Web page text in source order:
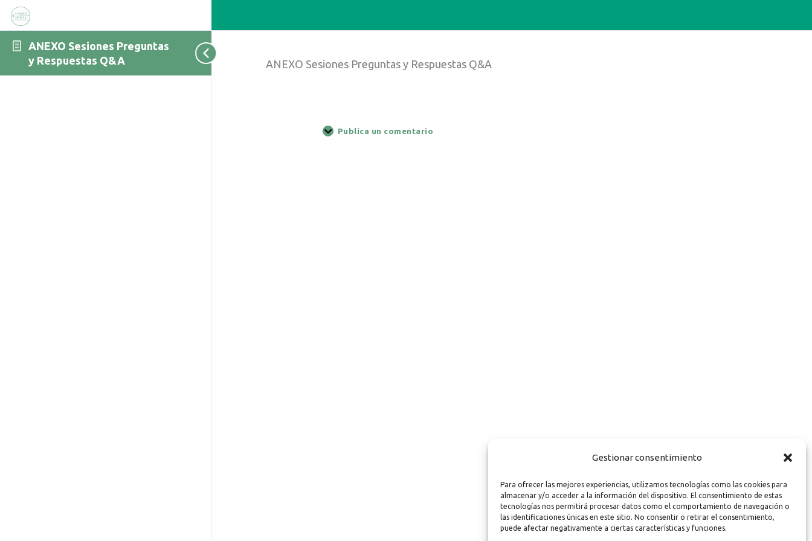
Gestionar consentimiento
Para ofrecer las mejores experiencias, utilizamos tecnologías como las cookies para
almacenar y/o acceder a la información del dispositivo. El consentimiento de estas
tecnologías nos permitirá procesar datos como el comportamiento de navegación o
las identificaciones únicas en este sitio. No consentir o retirar el consentimiento,
puede afectar negativamente a ciertas características y funciones.
ANEXO Sesiones Preguntas
y Respuestas Q&A
ANEXO Sesiones Preguntas y Respuestas Q&A
Publica un comentario